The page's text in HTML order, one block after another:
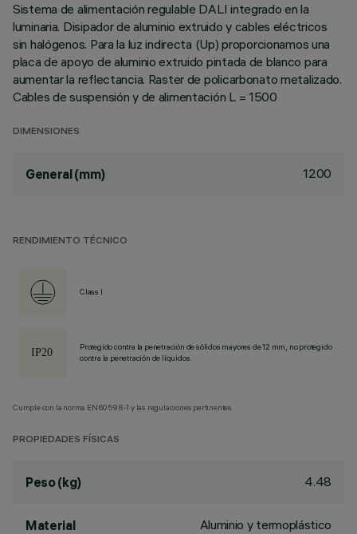
Sistema de alimentación regulable DALI integrado en la
luminaria. Disipador de aluminio extruido y cables eléctricos
sin halógenos. Para la luz indirecta (Up) proporcionamos una
placa de apoyo de aluminio extruido pintada de blanco para
aumentar la reflectancia. Raster de policarbonato metalizado.
Cables de suspensión y de alimentación L = 1500
DIMENSIONES
General (mm) 1200
RENDIMIENTO TÉCNICO
Class I
Protegido contra la penetración de sólidos mayores de 12 mm, no protegido
contra la penetración de líquidos.
Cumple con la norma EN60598-1 y las regulaciones pertinentes.
PROPIEDADES FÍSICAS
Peso (kg) 4.48
Material Aluminio y termoplástico